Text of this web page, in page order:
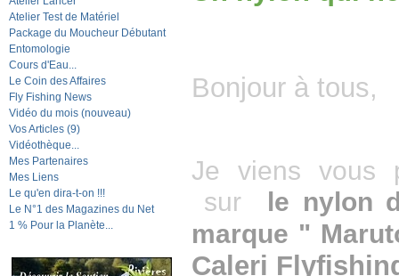
Atelier Test de Matériel
Package du Moucheur Débutant
Entomologie
Cours d'Eau...
Le Coin des Affaires
Fly Fishing News
Vidéo du mois (nouveau)
Vos Articles (9)
Vidéothèque...
Mes Partenaires
Mes Liens
Le qu'en dira-t-on !!!
Le N°1 des Magazines du Net
1 % Pour la Planète...
Bonjour à tous,
Je viens vous
sur le nylon
marque "
Caleri